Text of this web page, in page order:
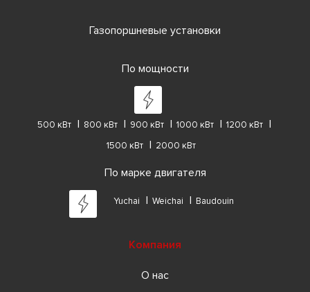
Газопоршневые установки
По мощности
500 кВт 800 кВт 900 кВт 1000 кВт
1200 кВт
1500 кВт
2000 кВт
По марке двигателя
Yuchai Weichai Baudouin
Компания
О нас